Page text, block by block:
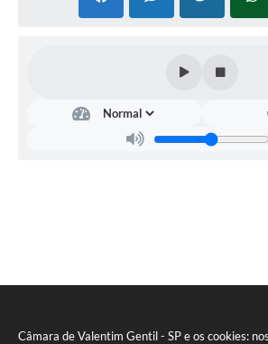
Câmara de Valentim Gentil - SP e os cookies: